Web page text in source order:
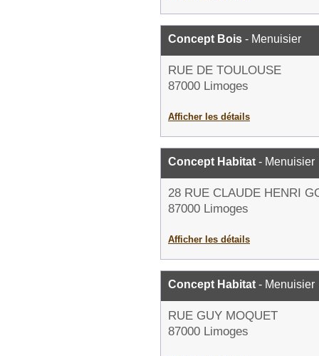
Concept Bois - Menuisier
RUE DE TOULOUSE
87000 Limoges
Afficher les détails
Concept Habitat - Menuisier
28 RUE CLAUDE HENRI
87000 Limoges
Afficher les détails
Concept Habitat - Menuisier
RUE GUY MOQUET
87000 Limoges